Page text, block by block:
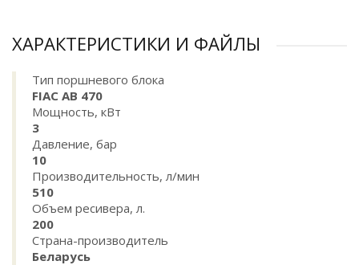
ХАРАКТЕРИСТИКИ И ФАЙЛЫ
Тип поршневого блока
FIAC AB 470
Мощность, кВт
3
Давление, бар
10
Производительность, л/мин
510
Объем ресивера, л.
200
Страна-производитель
Беларусь